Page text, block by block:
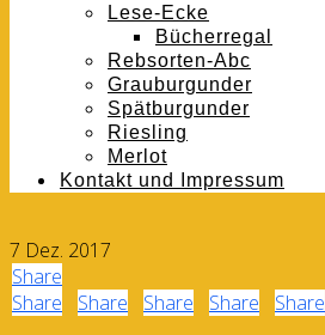
Lese-Ecke
Bücherregal
Rebsorten-Abc
Grauburgunder
Spätburgunder
Riesling
Merlot
Kontakt und Impressum
7 Dez. 2017
Share
Share
Share Share Share Share